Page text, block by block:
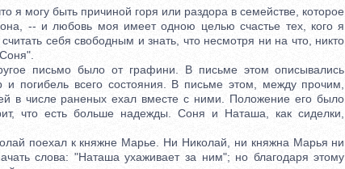
могу быть причиной горя или раздора в семействе, которое
она, -- и любовь моя имеет одною целью счастье тех, кого я
себя свободным и знать, что несмотря ни на что, никто
письмо было от графини. В письме этом описывались
погибель всего состояния. В письме этом, между прочим,
в числе раненых ехал вместе с ними. Положение его было
что есть больше надежды. Соня и Наташа, как сиделки,
поехал к княжне Марье. Ни Николай, ни княжна Марья ни
слова: "Наташа ухаживает за ним"; но благодаря этому